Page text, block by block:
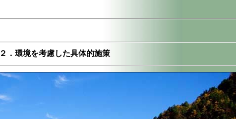
２．環境を考慮した具体的施策